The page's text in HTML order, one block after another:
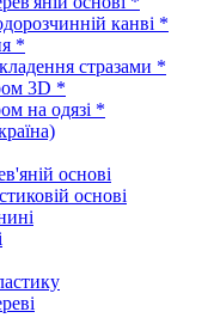
канві *
*
стразами *
3D *
на одязі *
основі
основі